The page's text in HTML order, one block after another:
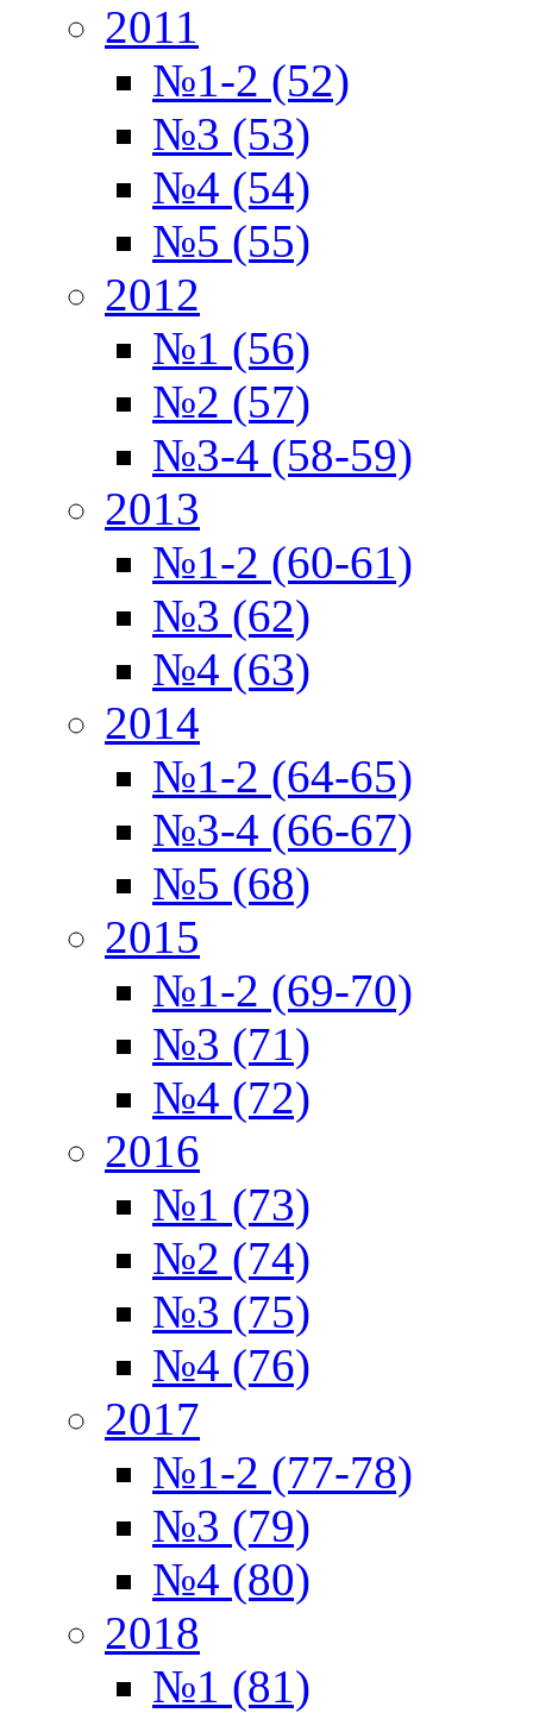
2011
№1-2 (52)
№3 (53)
№4 (54)
№5 (55)
2012
№1 (56)
№2 (57)
№3-4 (58-59)
2013
№1-2 (60-61)
№3 (62)
№4 (63)
2014
№1-2 (64-65)
№3-4 (66-67)
№5 (68)
2015
№1-2 (69-70)
№3 (71)
№4 (72)
2016
№1 (73)
№2 (74)
№3 (75)
№4 (76)
2017
№1-2 (77-78)
№3 (79)
№4 (80)
2018
№1 (81)